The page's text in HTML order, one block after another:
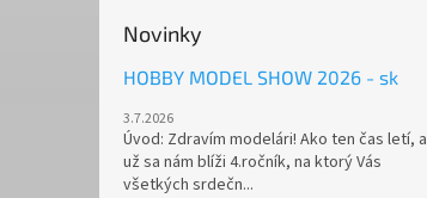
Novinky
HOBBY MODEL SHOW 2026 - sk
3.7.2026
Úvod: Zdravím modelári! Ako ten čas letí, a
už sa nám blíži 4.ročník, na ktorý Vás
všetkých srdečn...